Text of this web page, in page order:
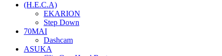
(H.E.C.A)
EKARION
Step Down
70MAI
Dashcam
ASUKA